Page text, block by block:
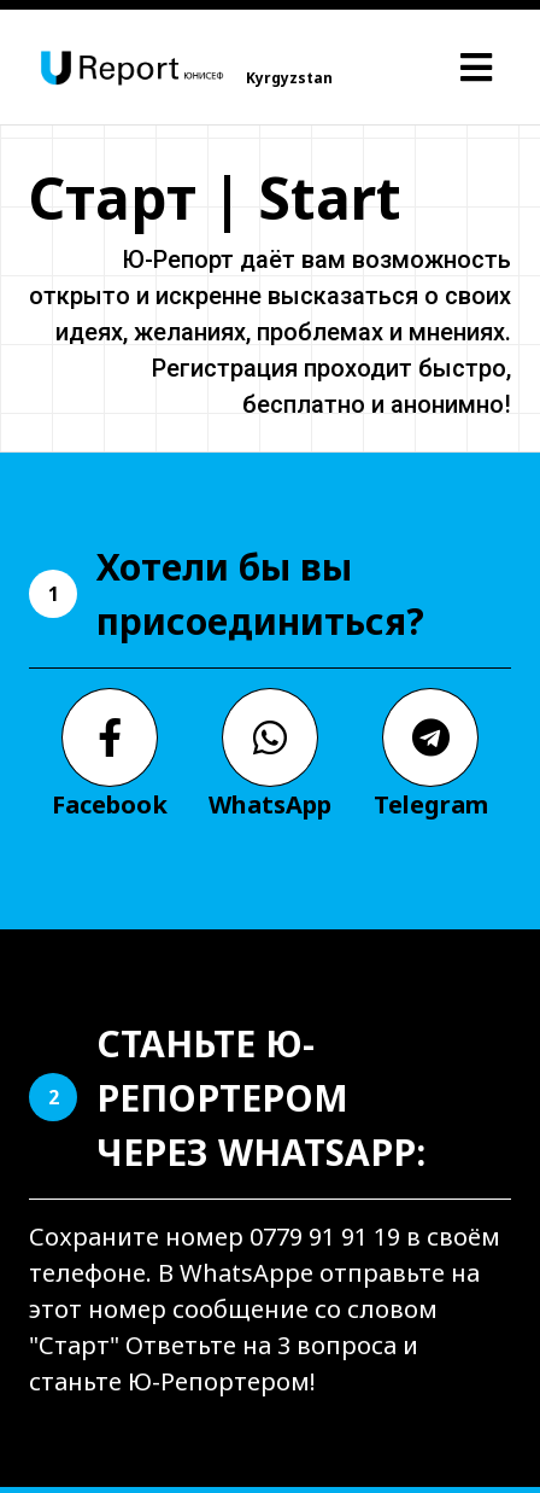
Kyrgyzstan
Старт | Start
Ю-Репорт даёт вам возможность
открыто и искренне высказаться о своих
идеях, желаниях, проблемах и мнениях.
Регистрация проходит быстро,
бесплатно и анонимно!
1
Хотели бы вы
присоединиться?
Facebook WhatsApp Telegram
2
СТАНЬТЕ Ю-
РЕПОРТЕРОМ
ЧЕРЕЗ WHATSAPP:
Сохраните номер 0779 91 91 19 в своём
телефоне. В WhatsAppе отправьте на
этот номер сообщение со словом
"Старт" Ответьте на 3 вопроса и
станьте Ю-Репортером!